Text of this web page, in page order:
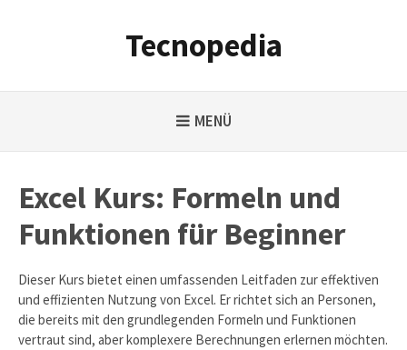
Tecnopedia
MENÜ
Excel Kurs: Formeln und
Funktionen für Beginner
Dieser Kurs bietet einen umfassenden Leitfaden zur effektiven
und effizienten Nutzung von Excel. Er richtet sich an Personen,
die bereits mit den grundlegenden Formeln und Funktionen
vertraut sind, aber komplexere Berechnungen erlernen möchten.